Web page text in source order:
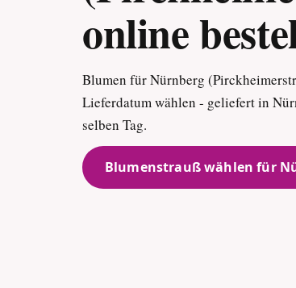
online
Blumen für Nürnberg
Lieferdatum wählen - geliefert in
selben Tag.
Blumenstrauß wählen für